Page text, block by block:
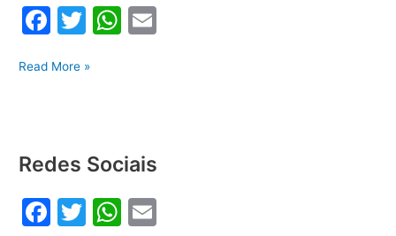
F
c
o
o
k
T
itt
W
p
p
Assistência
Read More »
Redes Sociais
F
T
W